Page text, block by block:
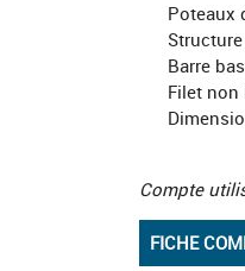
Poteaux
Barre
Filet non
Compte
FICHE